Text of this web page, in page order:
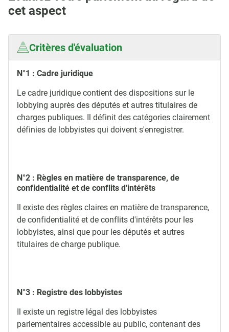
cet aspect
Critères d'évaluation
N°1 : Cadre juridique
Le cadre juridique contient des dispositions sur le
lobbying auprès des députés et autres titulaires de
charges publiques. Il définit des catégories clairement
définies de lobbyistes qui doivent s'enregistrer.
N°2 : Règles en matière de transparence, de
confidentialité et de conflits d'intérêts
Il existe des règles claires en matière de transparence,
de confidentialité et de conflits d'intérêts pour les
lobbyistes, ainsi que pour les députés et autres
titulaires de charge publique.
N°3 : Registre des lobbyistes
Il existe un registre légal des lobbyistes
parlementaires accessible au public, contenant des